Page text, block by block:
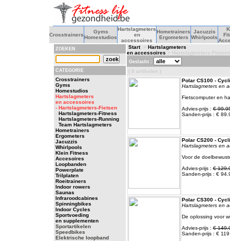
Crosstrainers
Gyms
Homestudios
Hartslagmeters
en
accessoires
Hometrainers
Ergometers
Jacuzzis
Whirlpools
ZOEKEN
CATEGORIE
Crosstrainers
Gyms
Homestudios
Hartslagmeters
en accessoires
- Hartslagmeters-Fietsen
- Hartslagmeters-Fitness
- Hartslagmeters-Running
- Team Hartslagmeters
Hometrainers
Ergometers
Jacuzzis
Whirlpools
Klein Fitness
Accesoires
Loopbanden
Powerplate
Trilplaten
Roeitrainers
Indoor rowers
Saunas
Infraroodcabines
Spinningbikes
Indoor Cycles
Sportvoeding
en supplementen
Sportartikelen
Speedbikes
Elektrische loopband
Start> Hartslagmeters
en accessoires > Hartslagmeters-Fietsen
Geslacht :
( 9 artikelen )
Polar CS100 -
Hartslagmeters en
Fietscomputer en
Advies-prijs :€
Sanden-prijs : €
Polar CS200 -
Hartslagmeters en
Voor de
Advies-prijs :€
Sanden-prijs : €
Polar CS300 -
Hartslagmeters en
De oplossing voor
Advies-prijs :€
Sanden-prijs : €